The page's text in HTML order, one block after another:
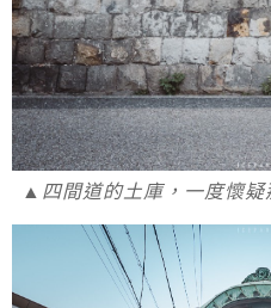
▲四間道的土庫，一度懷疑